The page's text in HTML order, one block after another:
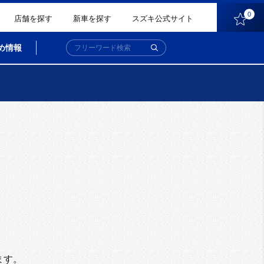
店舗を探す 新車を探す スズキ公式サイト 0
情報
す。